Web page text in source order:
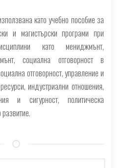
като учебно пособие за
и магистърски програми при
като мениджмънт,
социална отговорност в
отговорност, управление и
индустриални отношения,
и сигурност, политическа